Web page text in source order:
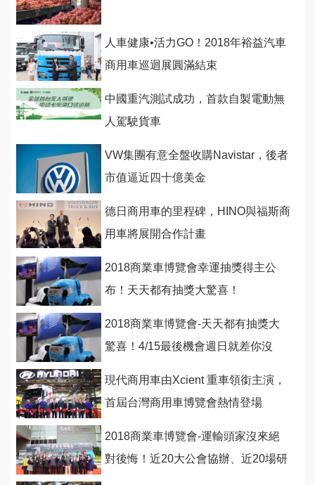
人車健康•活力GO！2018年裕益汽車
商用車巡迴展圓滿結束
中國重汽測試成功，首款自製電動無
人駕駛貨車
VW集團有意全盤收購Navistar，後者
市值逼近四十億美金
德日商用車的里程碑，HINO與福斯商
用車將展開合作計畫
2018商業車博覽會幸運抽獎得主公
布！天天都有抽獎大驚喜！
2018商業車博覽會-天天都有抽獎大
驚喜！4/15最後機會週日就差你沒
現代商用車由Xcient 重車領銜主演，
首屆台灣商用車博覽會熱情登場
2018商業車博覽會-運輸頭家沒來絕
對後悔！近20大公會協辦、近20場研